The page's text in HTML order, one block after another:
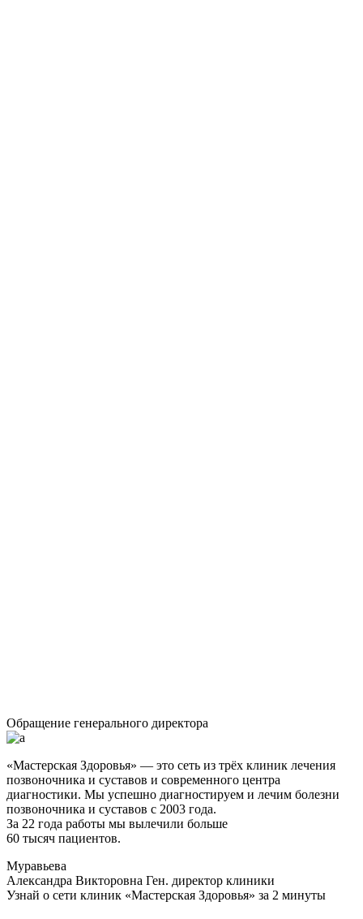
Обращение генерального директора
«Мастерская Здоровья» — это сеть из трёх клиник лечения
позвоночника и суставов и современного центра
диагностики. Мы успешно диагностируем и лечим болезни
позвоночника и суставов с 2003 года.
За 22 года работы мы вылечили больше
60 тысяч пациентов.
Муравьева
Александра Викторовна Ген. директор клиники
Узнай о сети клиник «Мастерская Здоровья» за 2 минуты